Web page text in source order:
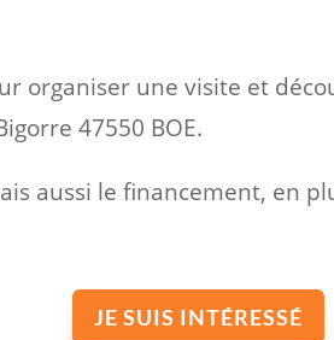
organiser une visite et
47550 BOE.
aussi le financement, en
JE SUIS INTÉRESSÉ